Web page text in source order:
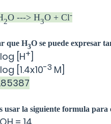
2O ---> H3O + Cl-
que H3O se puede expresar
[H+
[1.4x10-3 M]
usar la siguiente formula para